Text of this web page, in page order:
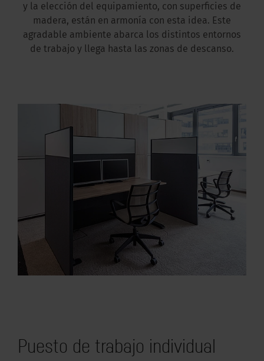
y la elección del equipamiento, con superficies de
madera, están en armonía con esta idea. Este
agradable ambiente abarca los distintos entornos
de trabajo y llega hasta las zonas de descanso.
Puesto de trabajo individual